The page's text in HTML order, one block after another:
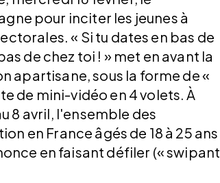
pour inciter les jeunes à
« Si tu dates en bas de
de chez toi ! » met en avant la
apartisane, sous la forme de «
de mini-vidéo en 4 volets. À
8 avril, l'ensemble des
en France âgés de 18 à 25 ans
en faisant défiler (« swipant